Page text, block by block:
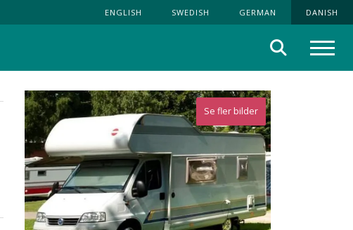
ENGLISH SWEDISH GERMAN DANISH
Søg
Se fler bilder